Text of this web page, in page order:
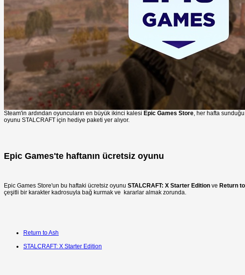
Steam'in ardından oyuncuların en büyük ikinci kalesi Epic Games Store, her hafta
oyunu STALCRAFT için hediye paketi yer alıyor.
Epic Games'te haftanın ücretsiz oyunu
Epic Games Store'un bu haftaki ücretsiz oyunu STALCRAFT: X Starter Edition ve Return
çeşitli bir karakter kadrosuyla bağ kurmak ve kararlar almak zorunda.
Return to Ash
STALCRAFT: X Starter Edition